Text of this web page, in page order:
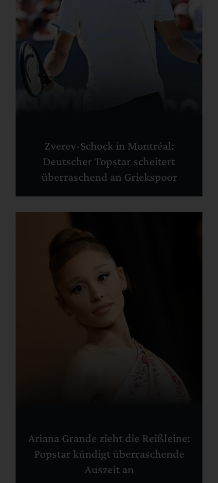
Zverev-Schock in Montréal:
Deutscher Topstar scheitert
überraschend an Griekspoor
Ariana Grande zieht die Reißleine:
Popstar kündigt überraschende
Auszeit an